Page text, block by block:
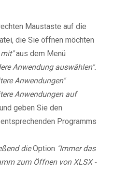
Maustaste auf die
die Sie öffnen möchten
aus dem Menü
Anwendung auswählen".
Anwendungen"
Anwendungen auf
geben Sie den
Programms
dieOption "Immer das
zum Öffnen von XLSX -